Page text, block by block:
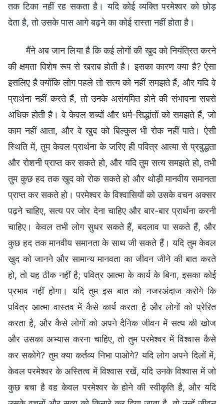
तक टिका नहीं रह सकता है। यदि कोई व्यक्ति परमेश्वर को छोड़
देता है, तो उसके पास आगे बढ़ने का कोई रास्ता नहीं होता है।
मैंने अब जान लिया है कि कई लोगों की खुद को नियंत्रित करने
की क्षमता विशेष रूप से खराब होती है। इसका कारण क्या है? ऐसा
इसलिए है क्योंकि लोग पहले तो सत्य को नहीं समझते हैं, और यदि वे
प्रार्थना नहीं करते हैं, तो उनके असंयमित होने की संभावना सबसे
अधिक होती है। वे केवल शब्दों और धर्म-सिद्धांतों को समझते हैं, जो
काम नहीं आता, और वे खुद को बिल्कुल भी रोक नहीं पाते। ऐसी
स्थिति में, तुम केवल प्रार्थना के जरिए ही पवित्र आत्मा से प्रबुद्धता
और रोशनी प्राप्त कर सकते हो, और यदि तुम सत्य समझते हो, तभी
तुम कुछ हद तक खुद को रोक सकते हो और थोड़ी मानवीय समानता
प्राप्त कर सकते हो। परमेश्वर के विश्वासियों को उसके वचन अक्सर
पढ़ने चाहिए, सत्य पर जोर देना चाहिए और बार-बार प्रार्थना करनी
चाहिए। केवल तभी लोग सुधर सकते हैं, बदलाव पा सकते हैं, और
कुछ हद तक मानवीय समानता के साथ जी सकते हैं। यदि तुम केवल
खुद को जानने और सामान्य मानवता का जीवन जीने की बात करते
हो, तो यह ठीक नहीं है; पवित्र आत्मा के कार्य के बिना, इसका कोई
प्रभाव नहीं होगा। यदि तुम इस बात को नजरअंदाज करोगे कि
पवित्र आत्मा वास्तव में कैसे कार्य करता है और लोगों को प्रेरित
करता है, और कैसे लोगों को अपने दैनिक जीवन में सत्य की खोज
और उसका अभ्यास करना चाहिए, तो तुम परमेश्वर में विश्वास कैसे
कर सकोगे? तुम क्या कर्तव्य निभा पाओगे? यदि लोग अपने दिलों में,
केवल परमेश्वर के अस्तित्व में विश्वास रखें, यदि उनके विश्वास में जो
कुछ बचा है वह केवल परमेश्वर के होने की स्वीकृति है, और यदि